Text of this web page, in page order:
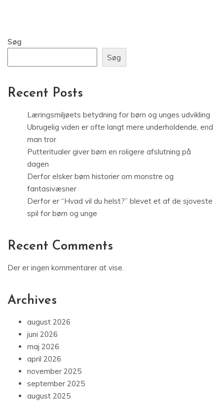
Søg
Søg
Recent Posts
Læringsmiljøets betydning for børn og unges udvikling
Ubrugelig viden er ofte langt mere underholdende, end
man tror
Putteritualer giver børn en roligere afslutning på
dagen
Derfor elsker børn historier om monstre og
fantasivæsner
Derfor er “Hvad vil du helst?” blevet et af de sjoveste
spil for børn og unge
Recent Comments
Der er ingen kommentarer at vise.
Archives
august 2026
juni 2026
maj 2026
april 2026
november 2025
september 2025
august 2025